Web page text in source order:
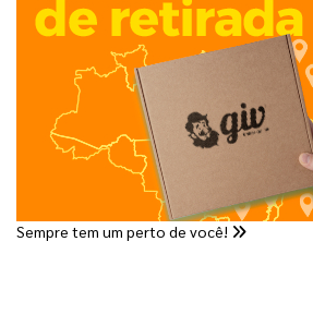
Sempre tem um perto de você!